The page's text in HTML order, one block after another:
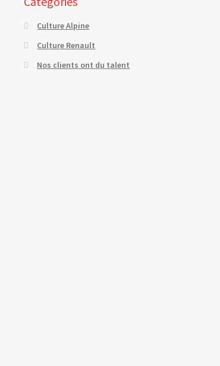
Culture Alpine
Culture Renault
Nos clients ont du talent